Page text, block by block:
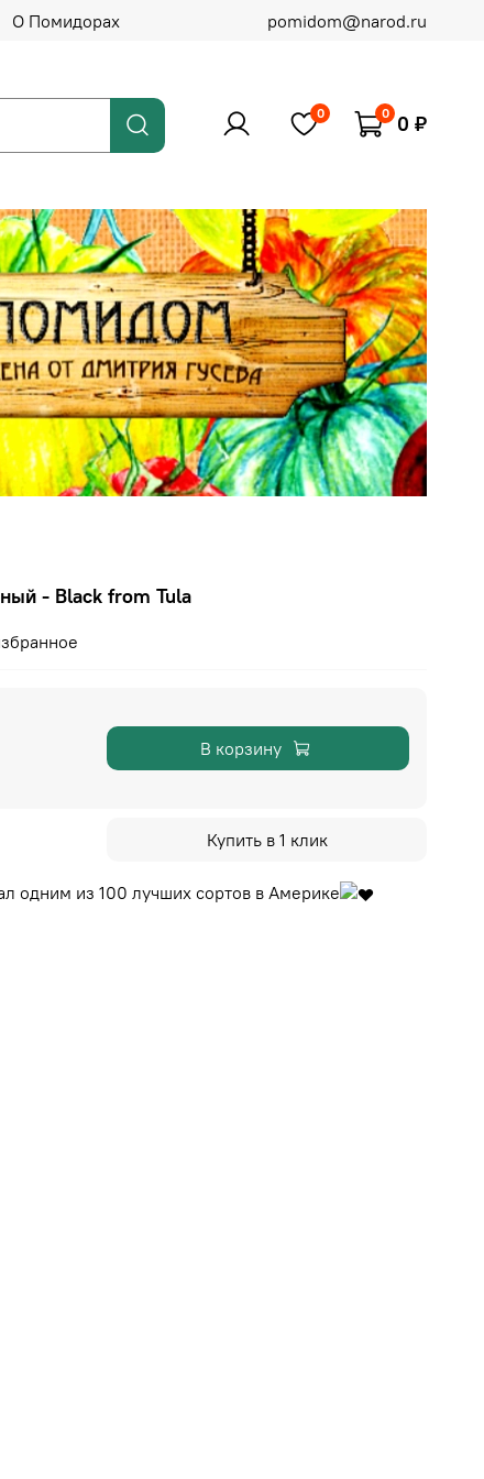
О Помидорах pomidom@narod.ru
0 0 0 ₽
- Black from Tula
В корзину
Купить в 1 клик
одним из 100 лучших сортов в Америке